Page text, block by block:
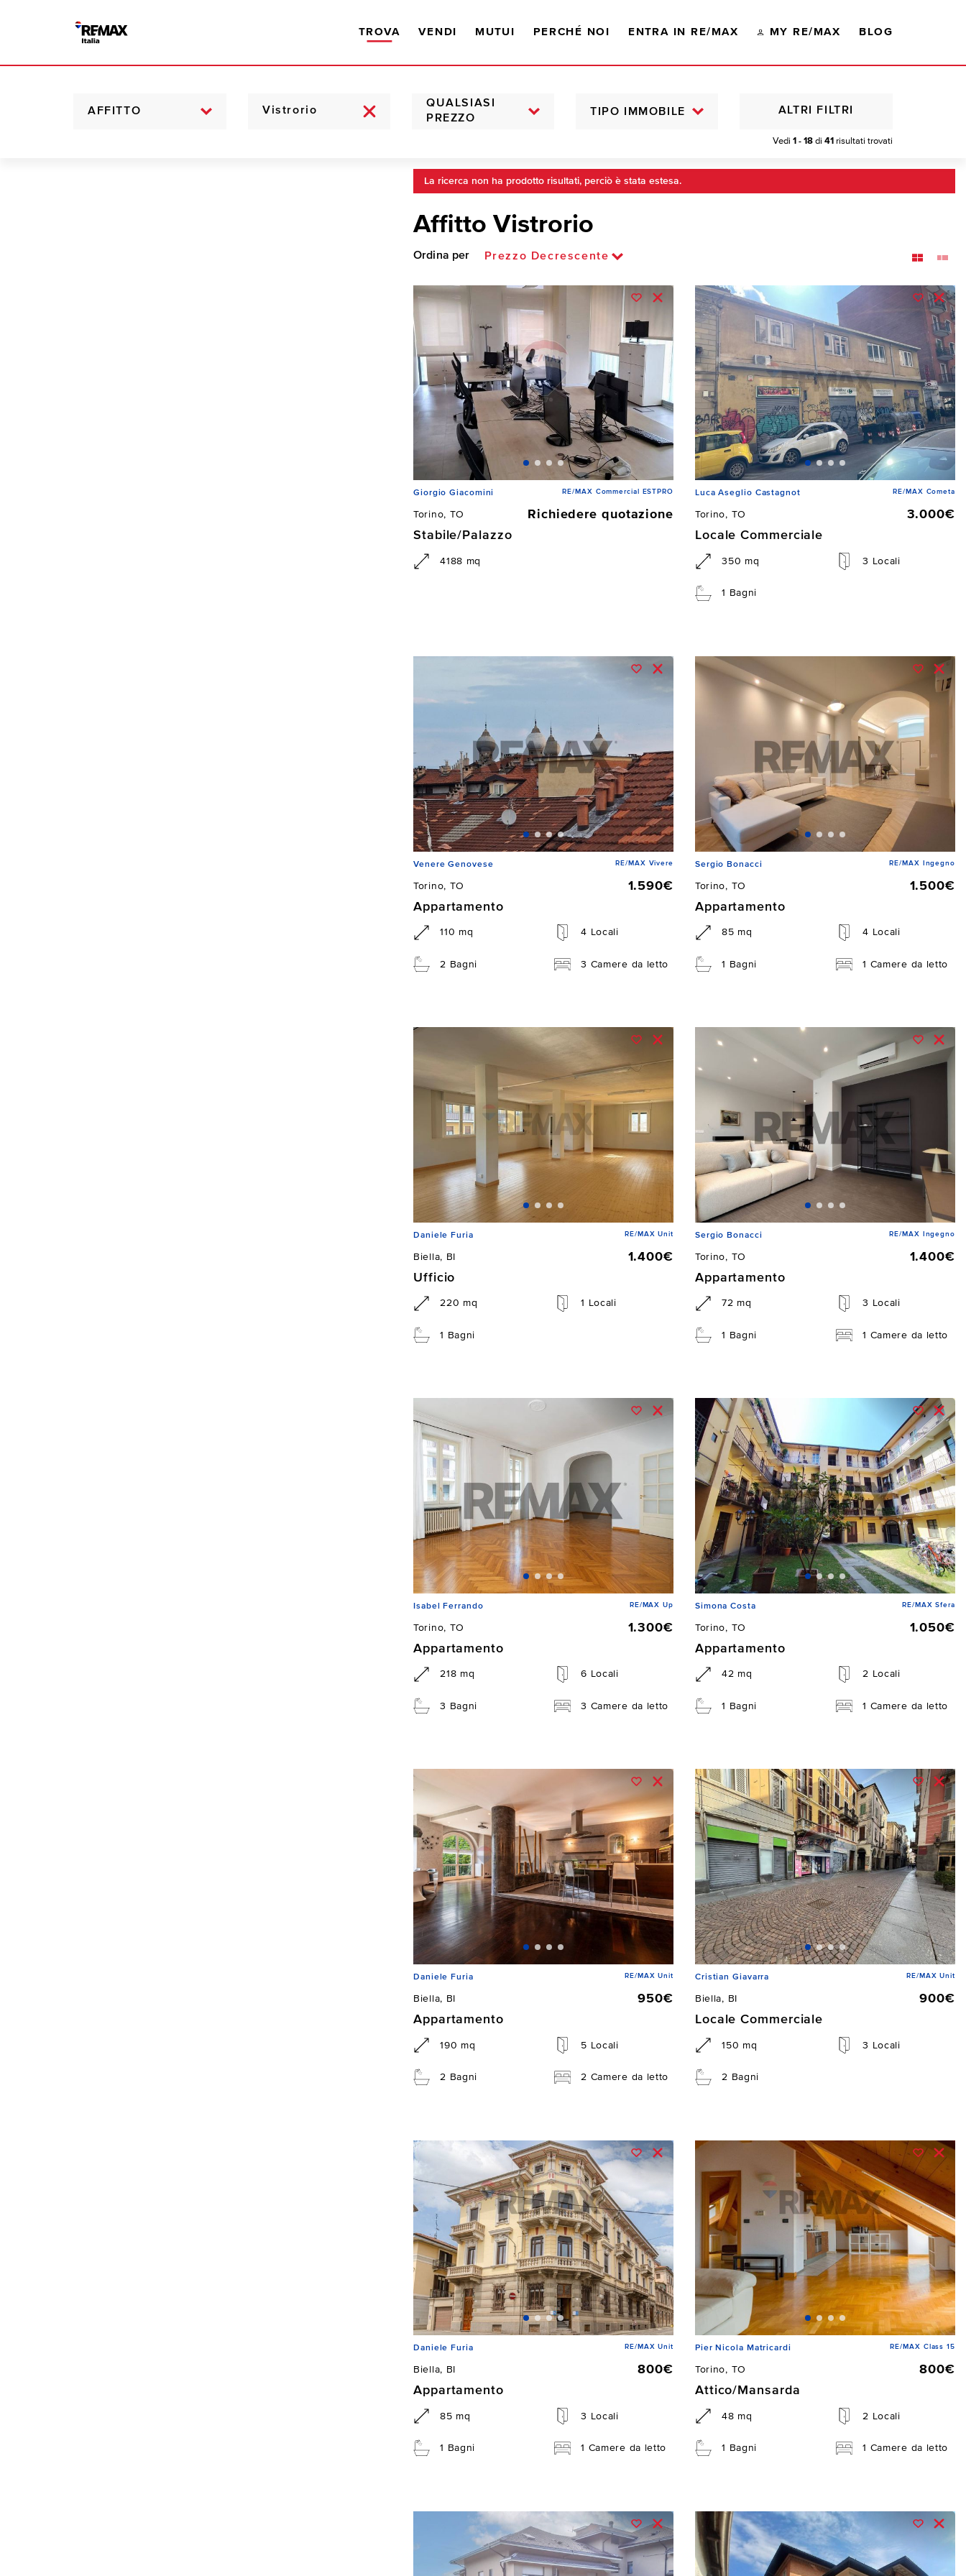
TROVA VENDI MUTUI PERCHÉ NOI ENTRA IN RE/MAX MY RE/MAX BLOG
AFFITTO
QUALSIASI
PREZZO
TIPO IMMOBILE
Vedi 1 - 18 di 41 risultati trovati
ALTRI FILTRI
La ricerca non ha prodotto risultati, perciò è stata estesa.
Affitto Vistrorio
Ordina per Prezzo Decrescente
Giorgio Giacomini RE/MAX Commercial ESTPRO
Torino, TO
Richiedere quotazione
Stabile/Palazzo
4188 mq
Luca Aseglio Castagnot RE/MAX Cometa
Torino, TO
3.000€
Locale Commerciale
350 mq 3 Locali
1 Bagni
Venere Genovese RE/MAX Vivere
Torino, TO
1.590€
Appartamento
110 mq 4 Locali
2 Bagni 3 Camere da letto
Sergio Bonacci RE/MAX Ingegno
Torino, TO
1.500€
Appartamento
85 mq 4 Locali
1 Bagni 1 Camere da letto
Daniele Furia RE/MAX Unit
Biella, BI
1.400€
Ufficio
220 mq 1 Locali
1 Bagni
Sergio Bonacci RE/MAX Ingegno
Torino, TO
1.400€
Appartamento
72 mq 3 Locali
1 Bagni 1 Camere da letto
Isabel Ferrando RE/MAX Up
Torino, TO
1.300€
Appartamento
218 mq 6 Locali
3 Bagni 3 Camere da letto
Simona Costa RE/MAX Sfera
Torino, TO
1.050€
Appartamento
42 mq 2 Locali
1 Bagni 1 Camere da letto
Daniele Furia RE/MAX Unit
Biella, BI
950€
Appartamento
190 mq 5 Locali
2 Bagni 2 Camere da letto
Cristian Giavarra RE/MAX Unit
Biella, BI
900€
Locale Commerciale
150 mq 3 Locali
2 Bagni
Daniele Furia RE/MAX Unit
Biella, BI
800€
Appartamento
85 mq 3 Locali
1 Bagni 1 Camere da letto
Pier Nicola Matricardi RE/MAX Class 15
Torino, TO
800€
Attico/Mansarda
48 mq 2 Locali
1 Bagni 1 Camere da letto